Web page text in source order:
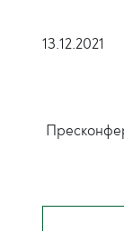
13.12.2021